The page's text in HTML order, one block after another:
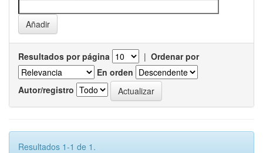
Resultados por página | Ordenar por
En orden
Autor/registro
Resultados 1-1 de 1.